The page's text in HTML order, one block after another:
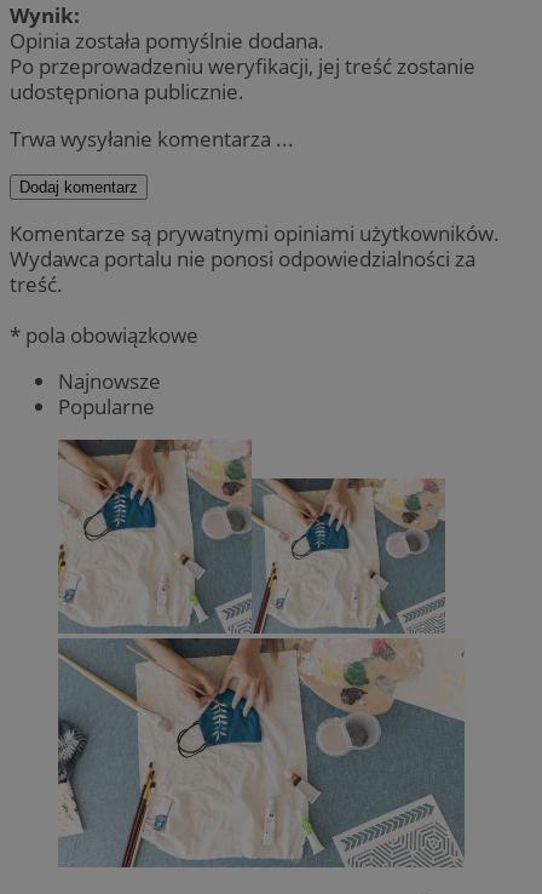
Wynik:
Opinia została pomyślnie dodana.
Po przeprowadzeniu weryfikacji, jej treść zostanie
udostępniona publicznie.
Trwa wysyłanie komentarza ...
Dodaj komentarz
Komentarze są prywatnymi opiniami użytkowników.
Wydawca portalu nie ponosi odpowiedzialności za
treść.
* pola obowiązkowe
Najnowsze
Popularne